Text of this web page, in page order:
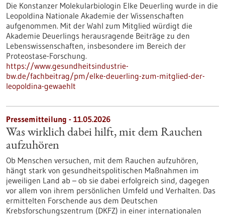
Die Konstanzer Molekularbiologin Elke Deuerling wurde in die
Leopoldina Nationale Akademie der Wissenschaften
aufgenommen. Mit der Wahl zum Mitglied würdigt die
Akademie Deuerlings herausragende Beiträge zu den
Lebenswissenschaften, insbesondere im Bereich der
Proteostase-Forschung.
https://www.gesundheitsindustrie-
bw.de/fachbeitrag/pm/elke-deuerling-zum-mitglied-der-
leopoldina-gewaehlt
Pressemitteilung - 11.05.2026
Was wirklich dabei hilft, mit dem Rauchen
aufzuhören
Ob Menschen versuchen, mit dem Rauchen aufzuhören,
hängt stark von gesundheitspolitischen Maßnahmen im
jeweiligen Land ab – ob sie dabei erfolgreich sind, dagegen
vor allem von ihrem persönlichen Umfeld und Verhalten. Das
ermittelten Forschende aus dem Deutschen
Krebsforschungszentrum (DKFZ) in einer internationalen